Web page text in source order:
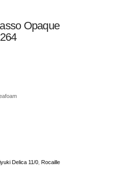
Opaque
Delica 11/0 ,Rocaille